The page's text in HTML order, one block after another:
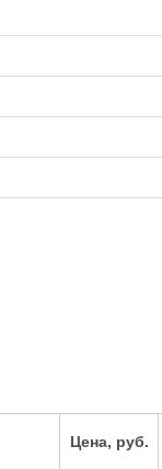
Цена, руб.